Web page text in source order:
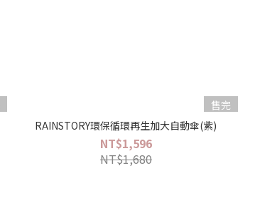
售完
RAINSTORY環保循環再生加大自動傘(紫)
NT$1,596
NT$1,680